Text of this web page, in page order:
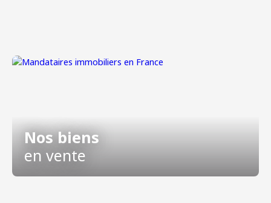
Nos biens
en vente